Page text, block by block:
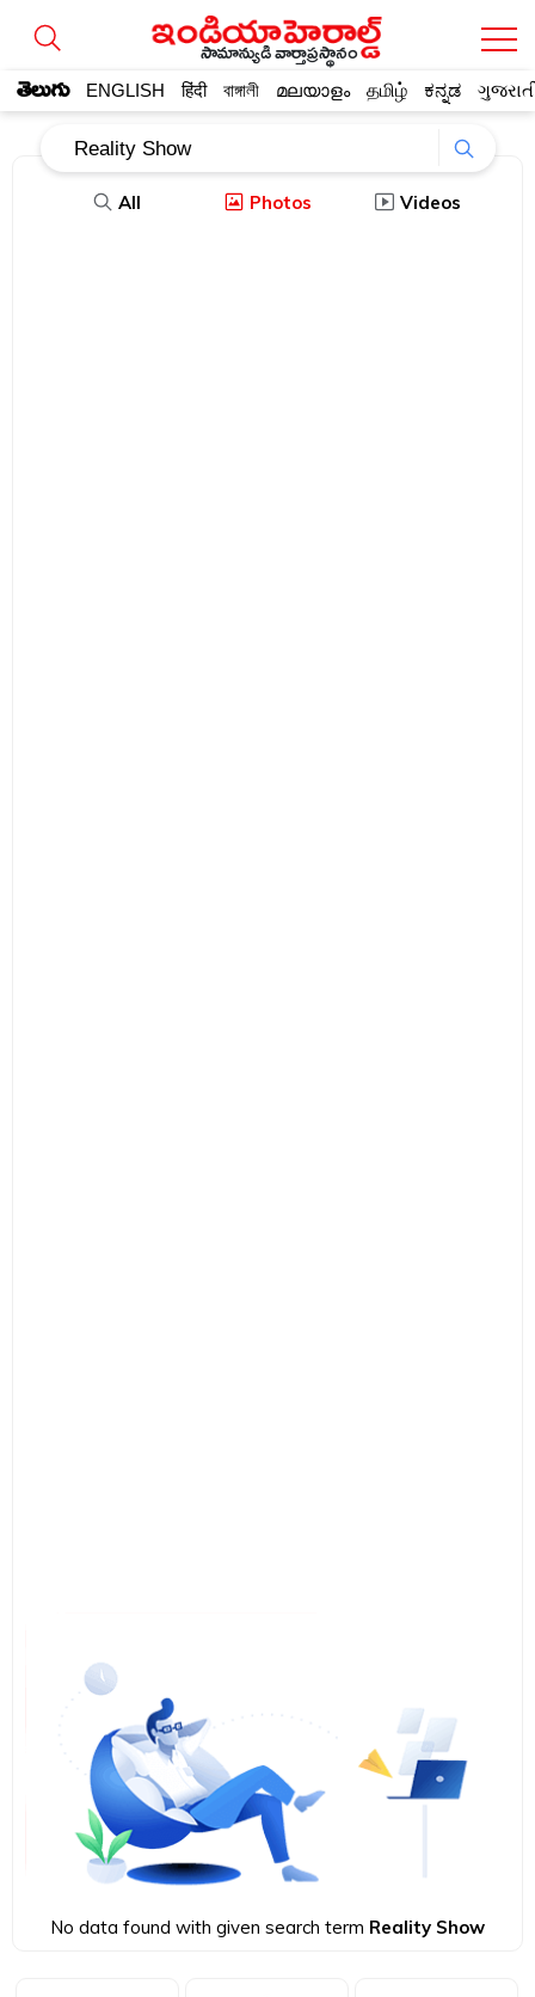
సామాన్యుడి వార్తాప్రస్థానం
తెలుగు ENGLISH हिंदी বাঙ্গালী മലയാളം தமிழ் ಕನ್ನಡ
All Photos Videos
No data found with given search term Reality Show